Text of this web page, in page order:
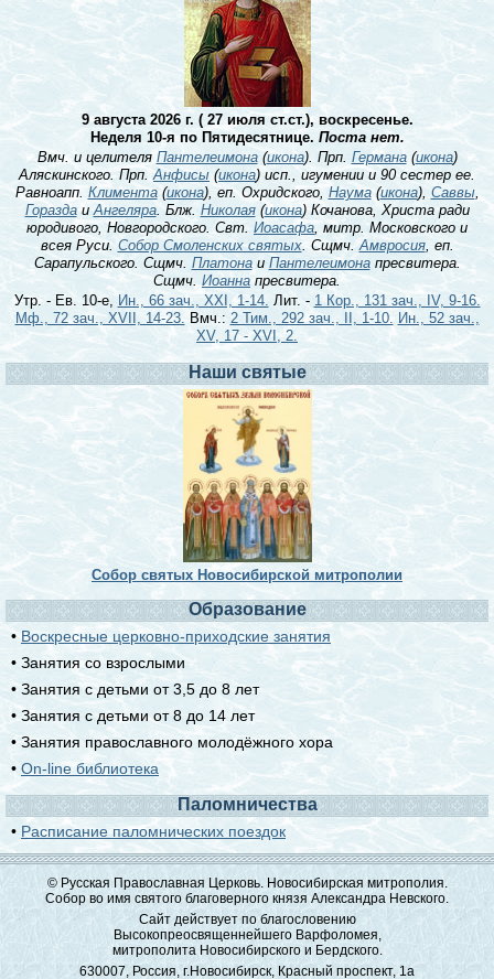
9 августа 2026 г. ( 27 июля ст.ст.), воскресенье.
Неделя 10-я по Пятидесятнице. Поста нет.
Вмч. и целителя Пантелеимона(икона). Прп. Германа(икона)
Аляскинского. Прп.Анфисы (икона) исп., игумении и 90 сестер ее.
Равноапп. Климента(икона), еп. Охридского, Наума(икона), Саввы,
ГораздаиАнгеляра. Блж. Николая(икона) Кочанова, Христа ради
юродивого, Новгородского. Свт. Иоасафа, митр. Московского и
всея Руси. Собор Смоленских святых. Сщмч.Амвросия, еп.
Сарапульского. Сщмч. Платонаи Пантелеимонапресвитера.
Сщмч. Иоанна пресвитера.
Утр. - Ев. 10-е, Ин., 66 зач., XXI, 1-14. Лит. - 1 Кор., 131 зач., IV, 9-16.
Мф., 72 зач., XVII, 14-23. Вмч.: 2 Тим., 292 зач., II, 1-10. Ин., 52 зач.,
XV, 17 - XVI, 2.
Наши святые
Собор святых Новосибирской митрополии
Образование
• Воскресные церковно-приходские занятия
• Занятия со взрослыми
• Занятия с детьми от 3,5 до 8 лет
• Занятия с детьми от 8 до 14 лет
• Занятия православного молодёжного хора
• On-line библиотека
Паломничества
• Расписание паломнических поездок
© Русская Православная Церковь. Новосибирская митрополия.
Собор во имя святого благоверного князя Александра Невского.
Сайт действует по благословению
Высокопреосвященнейшего Варфоломея,
митрополита Новосибирского и Бердского.
630007, Россия, г.Новосибирск, Красный проспект, 1а